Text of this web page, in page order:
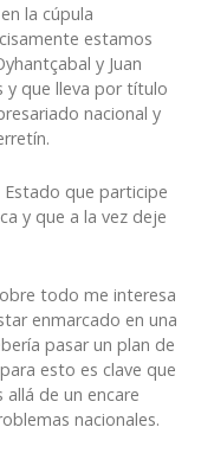
la cúpula
estamos
y Juan
y que lleva por título
nacional y
que participe
y que a la vez deje
todo me interesa
enmarcado en una
pasar un plan de
esto es clave que
de un encare
nacionales.